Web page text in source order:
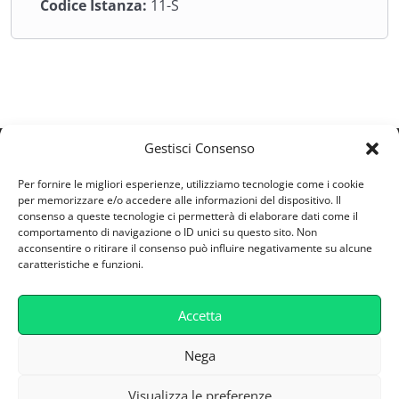
Gestisci Consenso
Per fornire le migliori esperienze, utilizziamo tecnologie come i cookie
per memorizzare e/o accedere alle informazioni del dispositivo. Il
consenso a queste tecnologie ci permetterà di elaborare dati come il
comportamento di navigazione o ID unici su questo sito. Non
acconsentire o ritirare il consenso può influire negativamente su alcune
caratteristiche e funzioni.
Accetta
Nega
Visualizza le preferenze
ESG; analizzare il quadro regolatorio europeo e
internazionale; approfondire i modelli di
Codice Istanza: 11-S
ESV S.R.L
Via Castellana 164/A - 30174 - Zelarino (VE)
Partita IVA: 04746800277
supporto@retefad.it
Cookie Policy
Caratteristiche Tecniche